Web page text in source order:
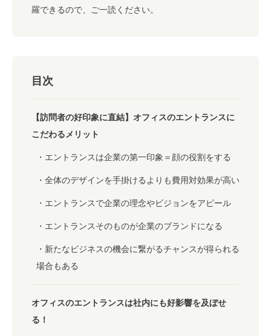
羅できるので、ご一読ください。
目次
【訪問者の好印象に直結】オフィスのエントランスに
こだわるメリット
エントランスは企業の第一印象＝顔の役割をする
全体のデザインを手掛けるよりも費用対効果が高い
エントランスで企業の理念やビジョンをアピール
エントランスそのものが企業のブランドになる
新たなビジネスの機会に繋がるチャンスが得られる
場合もある
オフィスのエントランスは社内にも好影響を及ぼせ
る！